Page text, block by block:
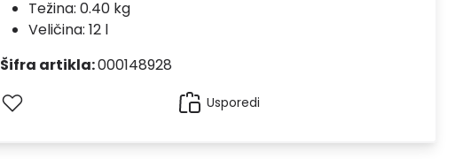
Težina: 0.40 kg
Veličina: 12 l
Šifra artikla:000148928
Usporedi